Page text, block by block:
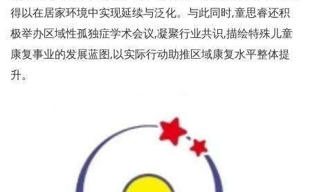
得以在居家环境中实现延续与泛化。与此同时,童思睿还积
极举办区域性孤独症学术会议,凝聚行业共识,描绘特殊儿童
康复事业的发展蓝图,以实际行动助推区域康复水平整体提
升。